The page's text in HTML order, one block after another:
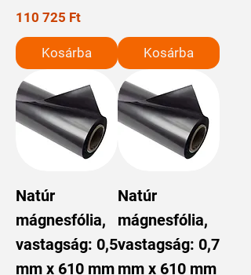
Ár
110 725 Ft
Kosárba Kosárba
Natúr
mágnesfólia,
vastagság: 0,5
mm x 610 mm
Natúr
mágnesfólia,
vastagság: 0,7
mm x 610 mm